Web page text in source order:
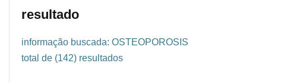
resultado
informação buscada: OSTEOPOROSIS
total de (142) resultados